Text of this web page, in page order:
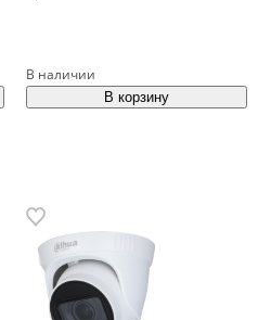
В наличии